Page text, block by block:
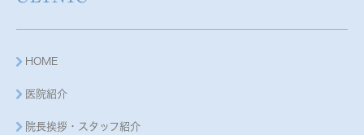
HOME
医院紹介
院長挨拶・スタッフ紹介